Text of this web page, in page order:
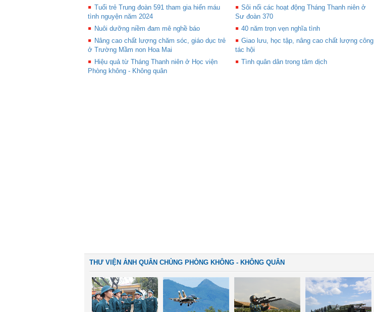
Tuổi trẻ Trung đoàn 591 tham gia hiến máu
tình nguyện năm 2024
Sôi nổi các hoạt động Tháng Thanh niên ở
Sư đoàn 370
Nuôi dưỡng niềm đam mê nghề báo
40 năm trọn vẹn nghĩa tình
Nâng cao chất lượng chăm sóc, giáo dục trẻ
ở Trường Mầm non Hoa Mai
Giao lưu, học tập, nâng cao chất lượng công
tác hội
Hiệu quả từ Tháng Thanh niên ở Học viện
Phòng không - Không quân
Tình quân dân trong tâm dịch
THƯ VIỆN ẢNH QUÂN CHỦNG PHÒNG KHÔNG - KHÔNG QUÂN